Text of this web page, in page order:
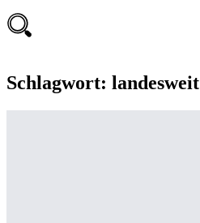
Schlagwort: landesweit